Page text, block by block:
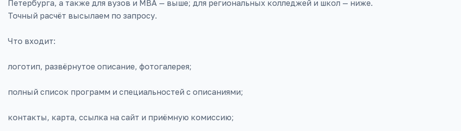
Петербурга, а также для вузов и MBA — выше; для региональных колледжей и школ — ниже.
Точный расчёт высылаем по запросу.
Что входит:
логотип, развёрнутое описание, фотогалерея;
полный список программ и специальностей с описаниями;
контакты, карта, ссылка на сайт и приёмную комиссию;